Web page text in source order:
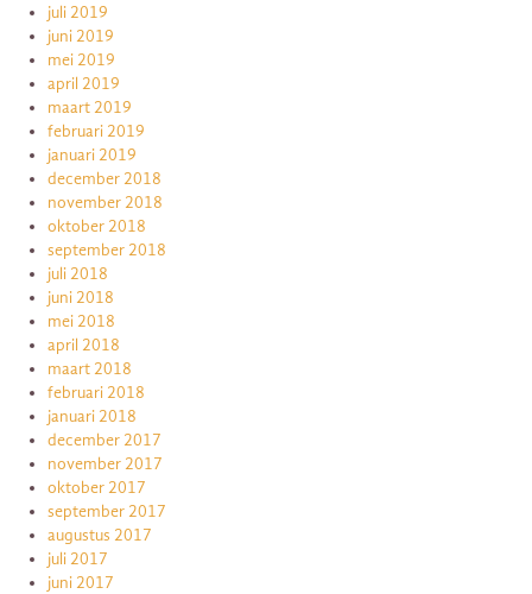
juli 2019
juni 2019
mei 2019
april 2019
maart 2019
februari 2019
januari 2019
december 2018
november 2018
oktober 2018
september 2018
juli 2018
juni 2018
mei 2018
april 2018
maart 2018
februari 2018
januari 2018
december 2017
november 2017
oktober 2017
september 2017
augustus 2017
juli 2017
juni 2017